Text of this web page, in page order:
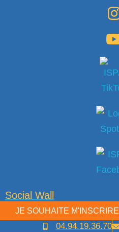
Social Wall
JE SOUHAITE M'INSCRIRE
04.94.19.36.70